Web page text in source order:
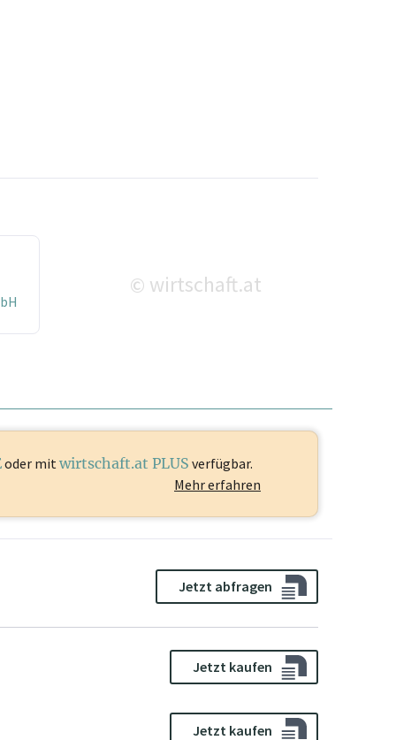
© wirtschaft.at
oder mit wirtschaft.at PLUS verfügbar.
Mehr erfahren
Jetzt abfragen
Jetzt kaufen
Jetzt kaufen